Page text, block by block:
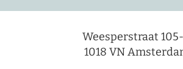
Weesperstraat
1018 VN